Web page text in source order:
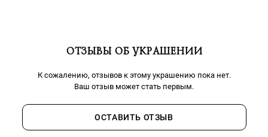
ОТЗЫВЫ ОБ УКРАШЕНИИ
К сожалению, отзывов к этому украшению пока нет.
Ваш отзыв может стать первым.
ОСТАВИТЬ ОТЗЫВ